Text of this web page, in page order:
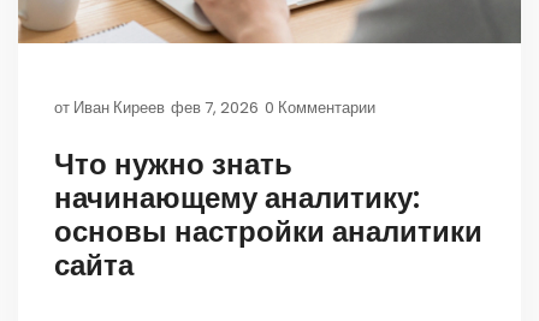
от Иван Киреев фев 7, 2026 0 Комментарии
Что нужно знать
начинающему аналитику:
основы настройки аналитики
сайта